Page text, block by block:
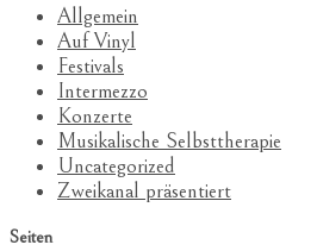
Allgemein
Auf Vinyl
Festivals
Intermezzo
Konzerte
Musikalische Selbsttherapie
Uncategorized
Zweikanal präsentiert
Seiten